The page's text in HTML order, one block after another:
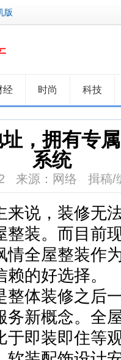
版
经 时尚 科技
，拥有专
系统
来源：网络 揖稿
来说，装修无
整装。而目前
情全屋整装作
的好选择。
整体装修之后
务新概念。全
于即装即住等